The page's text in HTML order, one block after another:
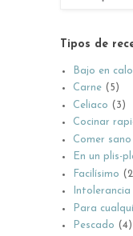
Tipos de
Bajo en
Carne (5)
Celiaco (3)
Cocinar
Comer sano
En un plis-
Facilísimo
Intolerancia
Para
Pescado (4)